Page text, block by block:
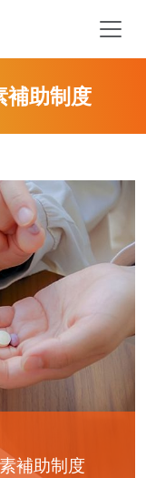
補助制度
補助制度